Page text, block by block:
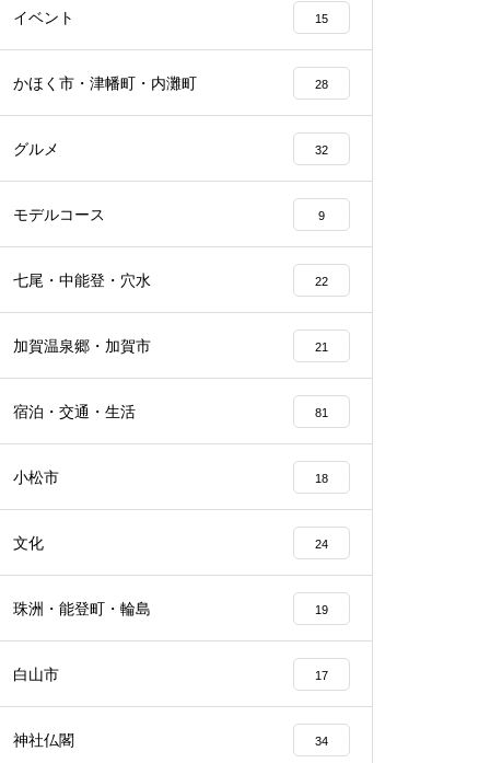
イベント 15
かほく市・津幡町・内灘町 28
グルメ 32
モデルコース 9
七尾・中能登・穴水 22
加賀温泉郷・加賀市 21
宿泊・交通・生活 81
小松市 18
文化 24
珠洲・能登町・輪島 19
白山市 17
神社仏閣 34